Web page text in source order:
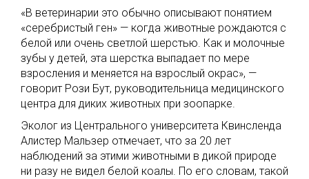
«В ветеринарии это обычно описывают понятием
«серебристый ген» — когда животные рождаются с
белой или очень светлой шерстью. Как и молочные
зубы у детей, эта шерстка выпадает по мере
взросления и меняется на взрослый окрас», —
говорит Рози Бут, руководительница медицинского
центра для диких животных при зоопарке.
Эколог из Центрального университета Квинсленда
Алистер Мальзер отмечает, что за 20 лет
наблюдений за этими животными в дикой природе
ни разу не видел белой коалы. По его словам, такой